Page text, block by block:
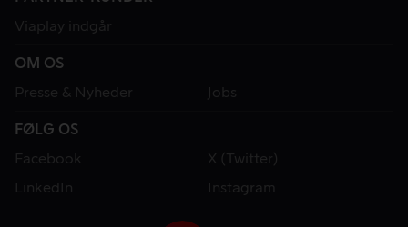
Viaplay indgår
OM OS
Presse & Nyheder
Jobs
FØLG OS
Facebook
X (Twitter)
LinkedIn
Instagram